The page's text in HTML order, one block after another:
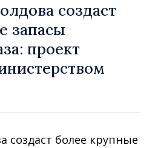
создаст
запасы
проект
создаст более крупные